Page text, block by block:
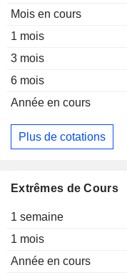
Mois en cours
1 mois
3 mois
6 mois
Année en cours
Plus de cotations
Extrêmes de Cours
1 semaine
1 mois
Année en cours